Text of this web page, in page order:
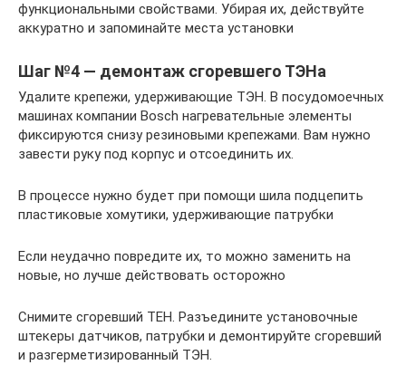
функциональными свойствами. Убирая их, действуйте
аккуратно и запоминайте места установки
Шаг №4 — демонтаж сгоревшего ТЭНа
Удалите крепежи, удерживающие ТЭН. В посудомоечных
машинах компании Bosch нагревательные элементы
фиксируются снизу резиновыми крепежами. Вам нужно
завести руку под корпус и отсоединить их.
В процессе нужно будет при помощи шила подцепить
пластиковые хомутики, удерживающие патрубки
Если неудачно повредите их, то можно заменить на
новые, но лучше действовать осторожно
Снимите сгоревший ТЕН. Разъедините установочные
штекеры датчиков, патрубки и демонтируйте сгоревший
и разгерметизированный ТЭН.